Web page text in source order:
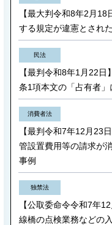
【最大判令和8年2月
する規定が違憲とされ
民法
【最判令和8年1月22
条1項本文の「占有者
消費者法
【最判令和7年12月23
管設置費用等の請求が
事例
独禁法
【公取委命令令和7年
線橋の点検業務などの